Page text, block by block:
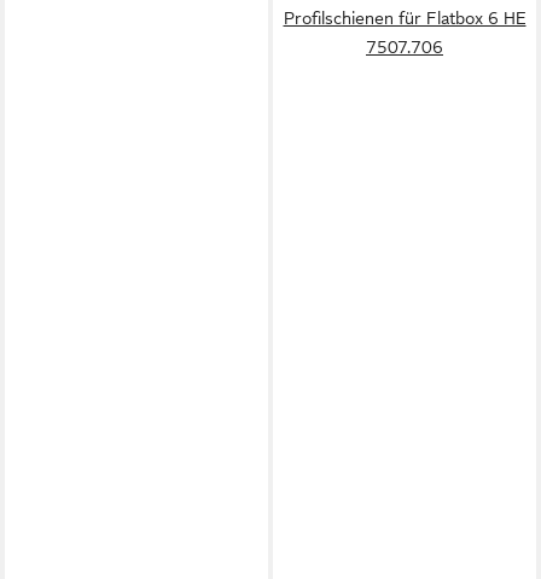
Profilschienen für Flatbox 6 HE
7507.706